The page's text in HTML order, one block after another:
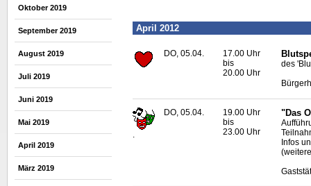
Oktober 2019
September 2019
August 2019
Juli 2019
Juni 2019
Mai 2019
April 2019
März 2019
April 2012
DO, 05.04.
17.00 Uhr
bis
20.00 Uhr
des
DO, 05.04.
19.00 Uhr
bis
23.00 Uhr
"Das
Infos